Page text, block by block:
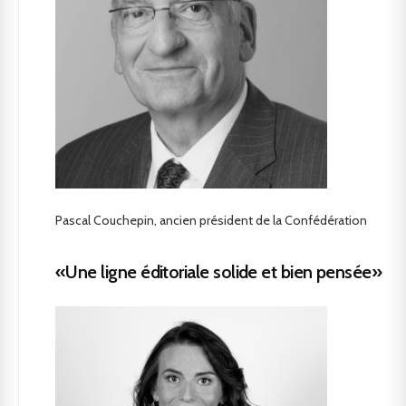
Pascal Couchepin, ancien président de la Confédération
«Une ligne éditoriale solide et bien pensée»